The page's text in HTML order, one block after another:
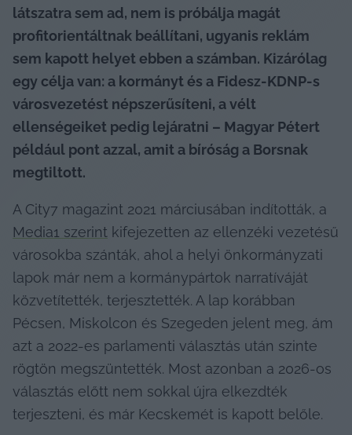
látszatra sem ad, nem is próbálja magát
profitorientáltnak beállítani, ugyanis reklám
sem kapott helyet ebben a számban. Kizárólag
egy célja van: a kormányt és a Fidesz-KDNP-s
városvezetést népszerűsíteni, a vélt
ellenségeiket pedig lejáratni – Magyar Pétert
például pont azzal, amit a bíróság a Borsnak
megtiltott.
Media1 szerint kifejezetten az ellenzéki vezetésű
városokba szánták, ahol a helyi önkormányzati
lapok már nem a kormánypártok narratíváját
közvetítették, terjesztették. A lap korábban
Pécsen, Miskolcon és Szegeden jelent meg, ám
azt a 2022-es parlamenti választás után szinte
rögtön megszüntették. Most azonban a 2026-os
választás előtt nem sokkal újra elkezdték
terjeszteni, és már Kecskemét is kapott belőle.